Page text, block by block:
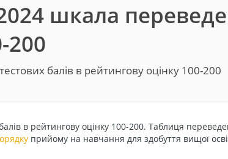
шкала
200
балів в рейтингову оцінку 100-200
в рейтингову оцінку 100-200. Таблиця
прийому на навчання для здобуття вищої